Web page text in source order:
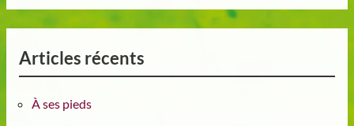
Articles récents
À ses pieds